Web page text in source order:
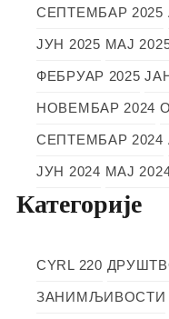
СЕПТЕМБАР 2025
ЈУН 2025 МАЈ
ФЕБРУАР 2025
НОВЕМБАР 2024
СЕПТЕМБАР 2024
ЈУН 2024 МАЈ
Категорије
CYRL 220
ЗАНИМЉИВОСТИ